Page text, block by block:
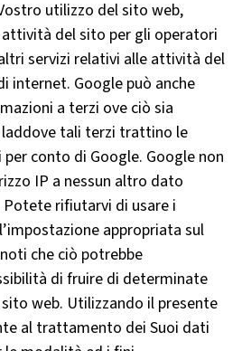
utilizzo del sito web,
del sito per gli operatori
servizi relativi alle attività del
internet. Google può anche
a terzi ove ciò sia
tali terzi trattino le
conto di Google. Google non
IP a nessun altro dato
rifiutarvi di usare i
appropriata sul
che ciò potrebbe
di fruire di determinate
web. Utilizzando il presente
al trattamento dei Suoi dati